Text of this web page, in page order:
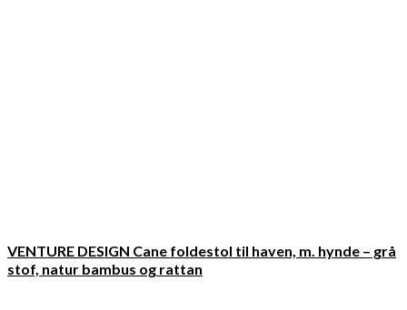
VENTURE DESIGN Cane foldestol til haven, m. hynde – grå
stof, natur bambus og rattan